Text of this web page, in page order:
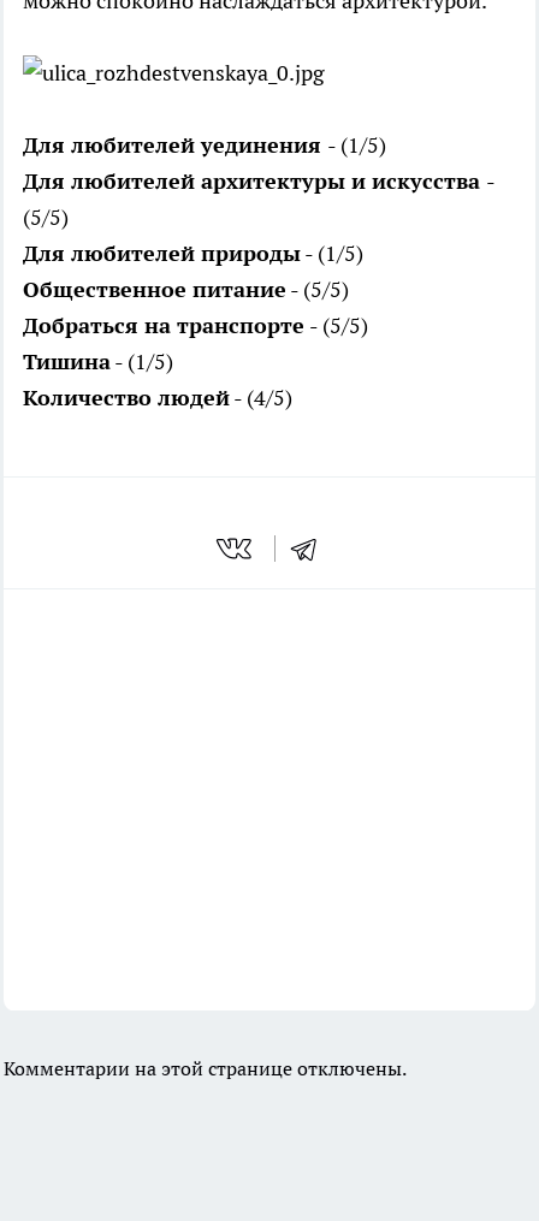
Для любителей уединения - (1/5)
Для любителей архитектуры и искусства -
(5/5)
Для любителей природы- (1/5)
Общественное питание - (5/5)
Добраться на транспорте - (5/5)
Тишина- (1/5)
Количество людей- (4/5)
Комментарии на этой странице отключены.